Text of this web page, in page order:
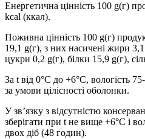
Енергетична цінність 100 g(г)
kcal (ккал).
Поживна цінність 100 g(г)
19,1 g(г), з них насичені жири
цукри 0,2 g(г), білки 15,9 g(г),
За t від 0°С до +6°С, вологість
за умови цілісності оболонки.
У зв’язку з відсутністю
зберігати при t не вище +6°С і
двох діб (48 годин).